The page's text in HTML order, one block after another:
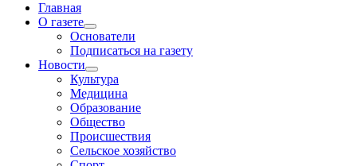
Главная
О газете
Основатели
Подписаться на газету
Новости
Культура
Медицина
Образование
Общество
Происшествия
Сельское хозяйство